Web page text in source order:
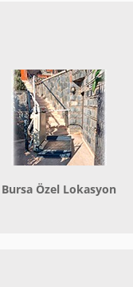
Bursa Özel Lokasyon